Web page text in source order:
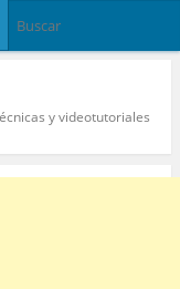
y videotutoriales